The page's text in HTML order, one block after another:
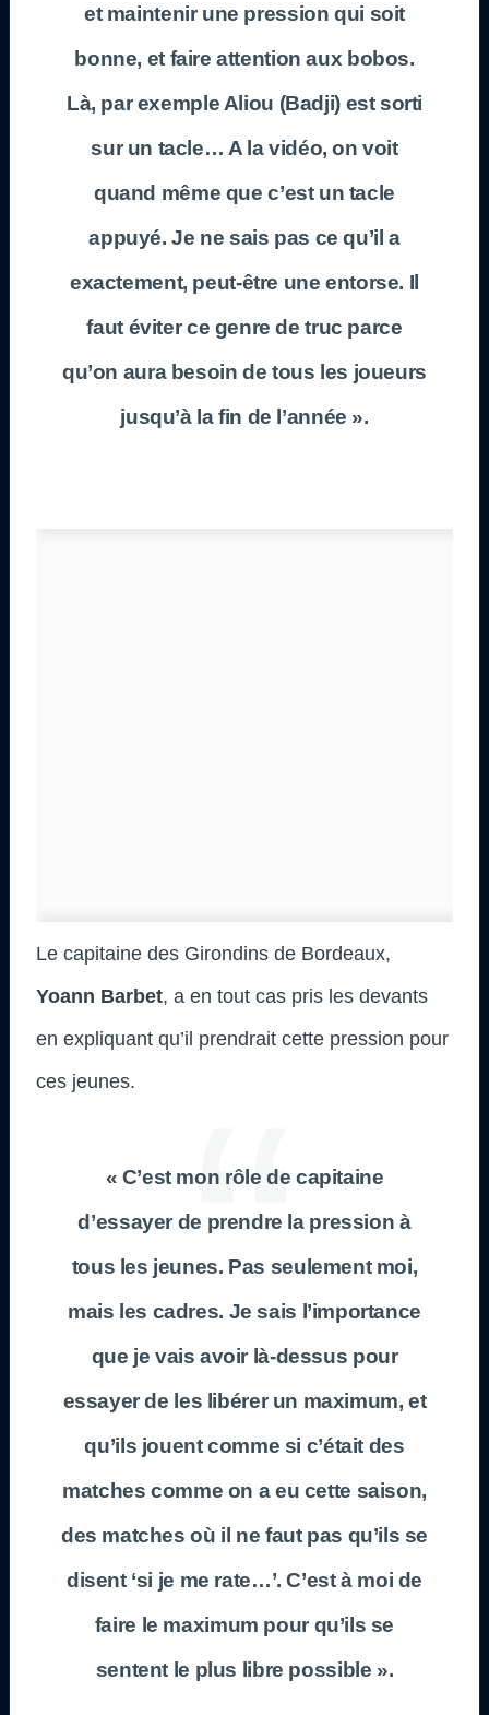
et maintenir une pression qui soit
bonne, et faire attention aux bobos.
Là, par exemple Aliou (Badji) est sorti
sur un tacle… A la vidéo, on voit
quand même que c’est un tacle
appuyé. Je ne sais pas ce qu’il a
exactement, peut-être une entorse. Il
faut éviter ce genre de truc parce
qu’on aura besoin de tous les joueurs
jusqu’à la fin de l’année ».
Le capitaine des Girondins de Bordeaux,
Yoann Barbet, a en tout cas pris les devants
en expliquant qu’il prendrait cette pression pour
ces jeunes.
« C’est mon rôle de capitaine
d’essayer de prendre la pression à
tous les jeunes. Pas seulement moi,
mais les cadres. Je sais l’importance
que je vais avoir là-dessus pour
essayer de les libérer un maximum, et
qu’ils jouent comme si c’était des
matches comme on a eu cette saison,
des matches où il ne faut pas qu’ils se
disent ‘si je me rate…’. C’est à moi de
faire le maximum pour qu’ils se
sentent le plus libre possible ».